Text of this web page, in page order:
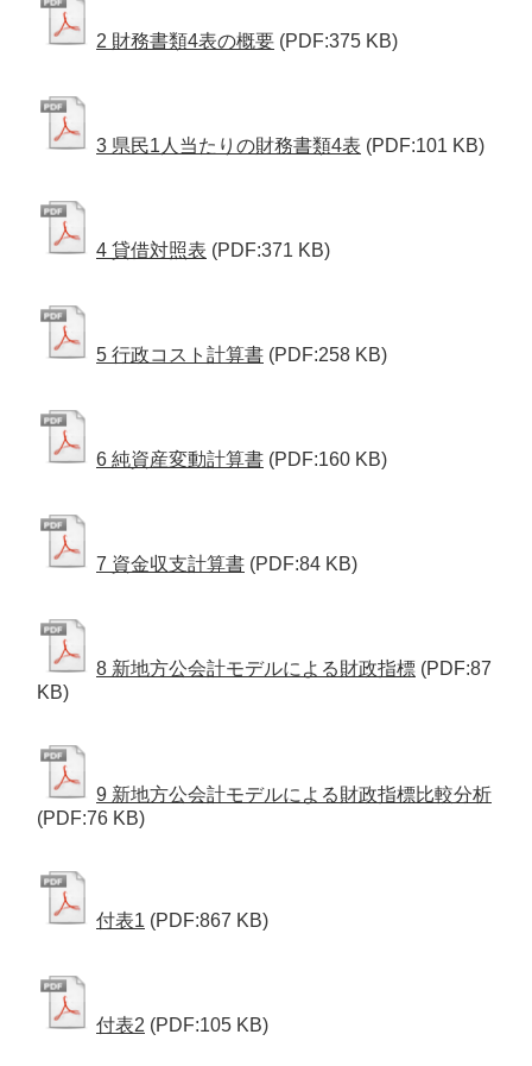
2 財務書類4表の概要 (PDF:375 KB)
3 県民1人当たりの財務書類4表 (PDF:101 KB)
4 貸借対照表 (PDF:371 KB)
5 行政コスト計算書 (PDF:258 KB)
6 純資産変動計算書 (PDF:160 KB)
7 資金収支計算書 (PDF:84 KB)
8 新地方公会計モデルによる財政指標 (PDF:87
KB)
9 新地方公会計モデルによる財政指標比較分析
(PDF:76 KB)
付表1 (PDF:867 KB)
付表2 (PDF:105 KB)